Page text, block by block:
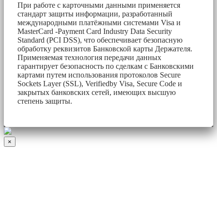
При работе с карточными данными применяется
стандарт защиты информации, разработанный
международными платёжными системами Visa и
MasterCard -Payment Card Industry Data Security
Standard (PCI DSS), что обеспечивает безопасную
обработку реквизитов Банковской карты Держателя.
Применяемая технология передачи данных
гарантирует безопасность по сделкам с Банковскими
картами путем использования протоколов Secure
Sockets Layer (SSL), Verifiedby Visa, Secure Code и
закрытых банковских сетей, имеющих высшую
степень защиты.
×